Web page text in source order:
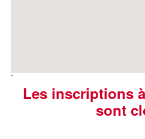
`
Les inscriptions
sont